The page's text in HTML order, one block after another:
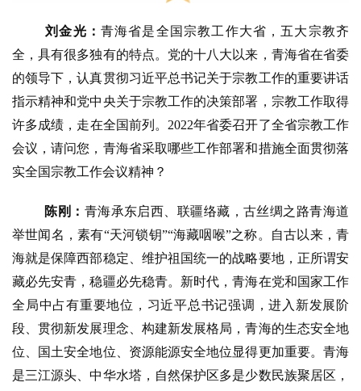
刘金光： 青海省是全国宗教工作大省，五大宗教齐
全，具有很多独有的特点。党的十八大以来，青海省在省委
的领导下，认真贯彻习近平总书记关于宗教工作的重要讲话
指示精神和党中央关于宗教工作的决策部署，宗教工作取得
许多成绩，走在全国前列。 2022年省委召开了全省宗教工作
会议，请问您，青海省采取哪些工作部署和措施全面贯彻落
实全国宗教工作会议精神？
陈刚： 青海承东启西、联疆络藏，古丝绸之路青海道
举世闻名，素有“天河锁钥”“海藏咽喉”之称。自古以来，青
海就是保障西部稳定、维护祖国统一的战略要地，正所谓安
藏必先安青，稳疆必先稳青。新时代，青海在党和国家工作
全局中占有重要地位，习近平总书记强调，进入新发展阶
段、贯彻新发展理念、构建新发展格局，青海的生态安全地
位、国土安全地位、资源能源安全地位显得更加重要。青海
是三江源头、中华水塔，自然保护区多是少数民族聚居区，